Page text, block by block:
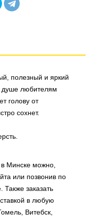
полезный и яркий
душе любителям
голову от
сохнет.
Минске можно,
или позвонив по
заказать
в любую
Витебск,